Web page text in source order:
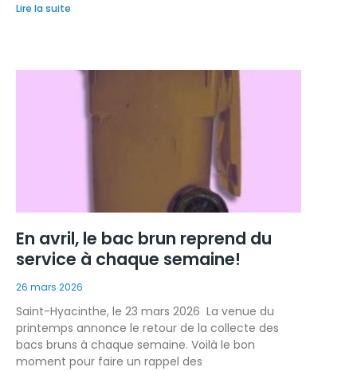
Lire la suite
En avril, le bac brun reprend du
service à chaque semaine!
26 mars 2026
Saint-Hyacinthe, le 23 mars 2026 La venue du
printemps annonce le retour de la collecte des
bacs bruns à chaque semaine. Voilà le bon
moment pour faire un rappel des